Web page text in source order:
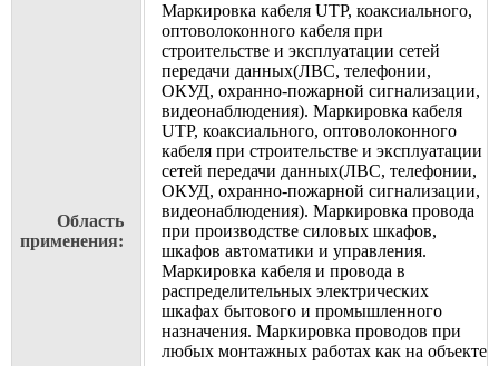
Область
применения:
Маркировка кабеля UTP, коаксиального,
оптоволоконного кабеля при
строительстве и эксплуатации сетей
передачи данных(ЛВС, телефонии,
ОКУД, охранно-пожарной сигнализации,
видеонаблюдения). Маркировка кабеля
UTP, коаксиального, оптоволоконного
кабеля при строительстве и эксплуатации
сетей передачи данных(ЛВС, телефонии,
ОКУД, охранно-пожарной сигнализации,
видеонаблюдения). Маркировка провода
при производстве силовых шкафов,
шкафов автоматики и управления.
Маркировка кабеля и провода в
распределительных электрических
шкафах бытового и промышленного
назначения. Маркировка проводов при
любых монтажных работах как на объекте